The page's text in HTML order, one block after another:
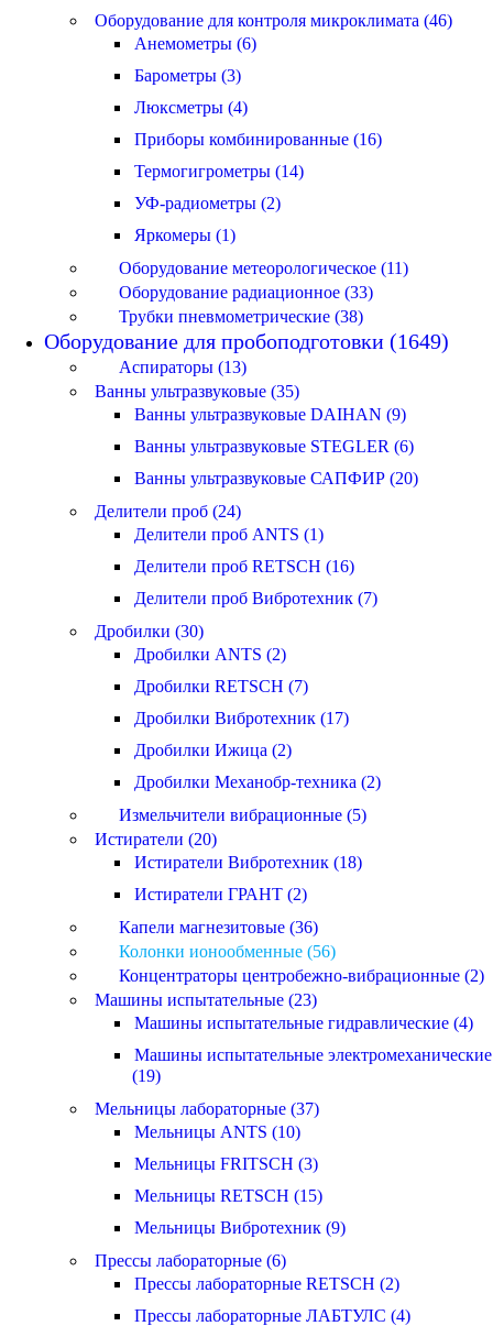
Оборудование для контроля микроклимата (46)
Анемометры (6)
Барометры (3)
Люксметры (4)
Приборы комбинированные (16)
Термогигрометры (14)
УФ-радиометры (2)
Яркомеры (1)
Оборудование метеорологическое (11)
Оборудование радиационное (33)
Трубки пневмометрические (38)
Оборудование для пробоподготовки (1649)
Аспираторы (13)
Ванны ультразвуковые (35)
Ванны ультразвуковые DAIHAN (9)
Ванны ультразвуковые STEGLER (6)
Ванны ультразвуковые САПФИР (20)
Делители проб (24)
Делители проб ANTS (1)
Делители проб RETSCH (16)
Делители проб Вибротехник (7)
Дробилки (30)
Дробилки ANTS (2)
Дробилки RETSCH (7)
Дробилки Вибротехник (17)
Дробилки Ижица (2)
Дробилки Механобр-техника (2)
Измельчители вибрационные (5)
Истиратели (20)
Истиратели Вибротехник (18)
Истиратели ГРАНТ (2)
Капели магнезитовые (36)
Колонки ионообменные (56)
Концентраторы центробежно-вибрационные (2)
Машины испытательные (23)
Машины испытательные гидравлические (4)
Машины испытательные электромеханические
(19)
Мельницы лабораторные (37)
Мельницы ANTS (10)
Мельницы FRITSCH (3)
Мельницы RETSCH (15)
Мельницы Вибротехник (9)
Прессы лабораторные (6)
Прессы лабораторные RETSCH (2)
Прессы лабораторные ЛАБТУЛС (4)